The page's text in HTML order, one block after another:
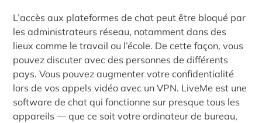
L’accès aux plateformes de chat peut être bloqué par
les administrateurs réseau, notamment dans des
lieux comme le travail ou l’école. De cette façon, vous
pouvez discuter avec des personnes de différents
pays. Vous pouvez augmenter votre confidentialité
lors de vos appels vidéo avec un VPN. LiveMe est une
software de chat qui fonctionne sur presque tous les
appareils — que ce soit votre ordinateur de bureau,